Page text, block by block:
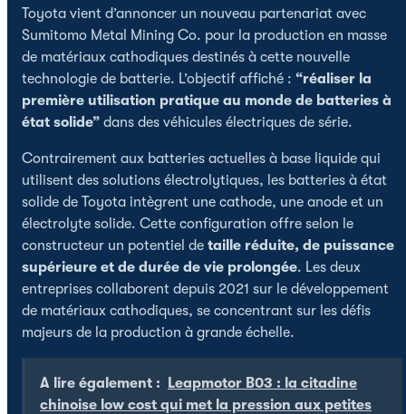
Toyota vient d’annoncer un nouveau partenariat avec
Sumitomo Metal Mining Co. pour la production en masse
de matériaux cathodiques destinés à cette nouvelle
technologie de batterie. L’objectif affiché : “réaliser la
première utilisation pratique au monde de batteries à
état solide” dans des véhicules électriques de série.
Contrairement aux batteries actuelles à base liquide qui
utilisent des solutions électrolytiques, les batteries à état
solide de Toyota intègrent une cathode, une anode et un
électrolyte solide. Cette configuration offre selon le
constructeur un potentiel de taille réduite, de puissance
supérieure et de durée de vie prolongée. Les deux
entreprises collaborent depuis 2021 sur le développement
de matériaux cathodiques, se concentrant sur les défis
majeurs de la production à grande échelle.
A lire également :
Leapmotor B03 : la citadine
chinoise low cost qui met la pression aux petites